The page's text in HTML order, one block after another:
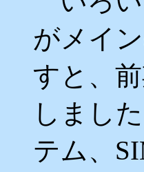
がメイ
すと、
しまし
テム、